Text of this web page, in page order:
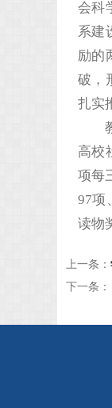
会科
系建
励的
破，
扎实
高校
项每
97项
读物
上一条：
下一条：